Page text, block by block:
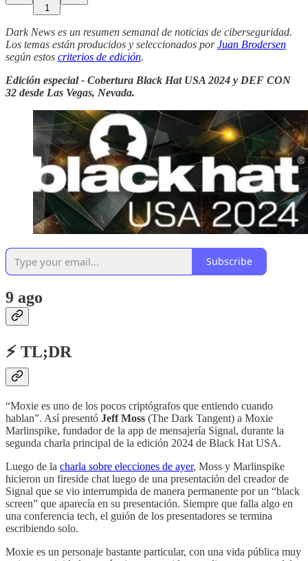
1
Dark News es un resumen semanal de noticias de ciberseguridad.
Los temas están producidos y seleccionados porJuan Brodersen
según estos criterios de edición.
Edición especial - Cobertura Black Hat USA 2024 y DEF CON
32 desde Las Vegas, Nevada.
Subscribe
9 ago
⚡ TL;DR
“Moxie es uno de los pocos criptógrafos que entiendo cuando
hablan”. Así presentó Jeff Moss (The Dark Tangent) a Moxie
Marlinspike, fundador de la app de mensajería Signal, durante la
segunda charla principal de la edición 2024 de Black Hat USA.
Luego de la charla sobre elecciones de ayer, Moss y Marlinspike
hicieron un fireside chat luego de una presentación del creador de
Signal que se vio interrumpida de manera permanente por un “black
screen” que aparecía en su presentación. Siempre que falla algo en
una conferencia tech, el guión de los presentadores se termina
escribiendo solo.
Moxie es un personaje bastante particular, con una vida pública muy